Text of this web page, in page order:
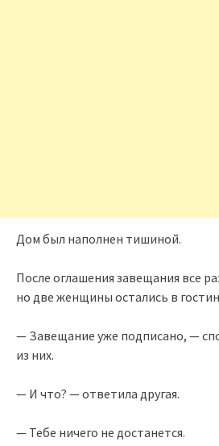
Дом был наполнен тишиной.
После оглашения завещания все
но две женщины остались в
— Завещание уже подписано, —
из них.
— И что? — ответила другая.
— Тебе ничего не достанется.